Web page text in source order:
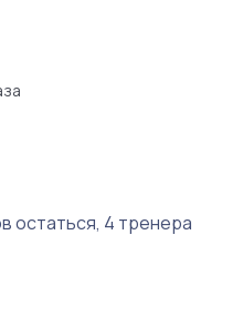
остаться, 4 тренера